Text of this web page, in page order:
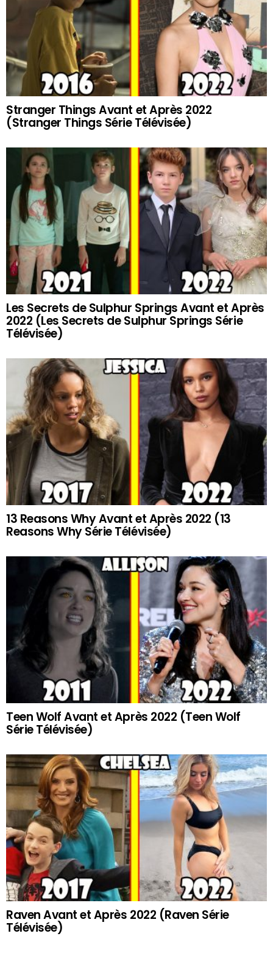
Stranger Things Avant et Après 2022
(Stranger Things Série Télévisée)
Les Secrets de Sulphur Springs Avant et Après
2022 (Les Secrets de Sulphur Springs Série
Télévisée)
13 Reasons Why Avant et Après 2022 (13
Reasons Why Série Télévisée)
Teen Wolf Avant et Après 2022 (Teen Wolf
Série Télévisée)
Raven Avant et Après 2022 (Raven Série
Télévisée)